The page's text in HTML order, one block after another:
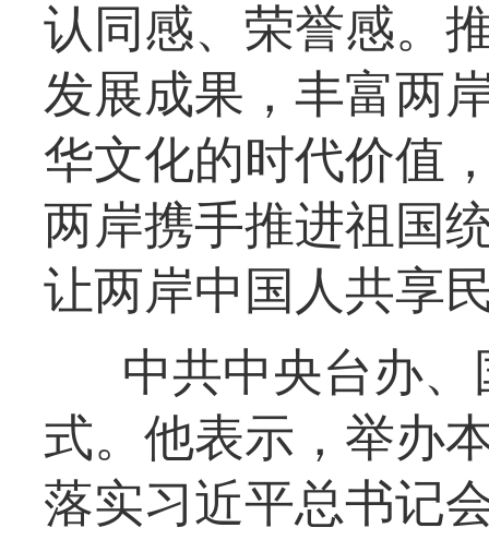
认同感、荣誉感。
发展成果，丰富两
华文化的时代价值
两岸携手推进祖国
让两岸中国人共享
中共中央台办
式。他表示，举办
落实习近平总书记